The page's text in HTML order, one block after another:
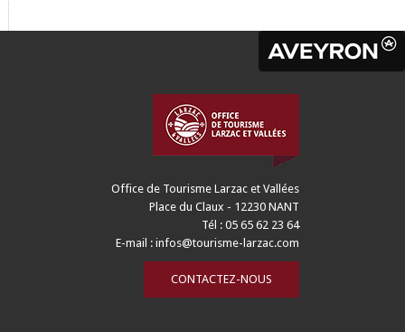
Office de Tourisme Larzac et Vallées
Place du Claux - 12230 NANT
Tél : 05 65 62 23 64
E-mail :infos@tourisme-larzac.com
CONTACTEZ-NOUS